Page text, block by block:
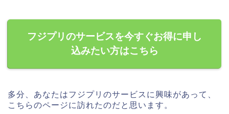
フジプリのサービスを今すぐお得に申し
込みたい方はこちら
多分、あなたはフジプリのサービスに興味があって、
こちらのページに訪れたのだと思います。